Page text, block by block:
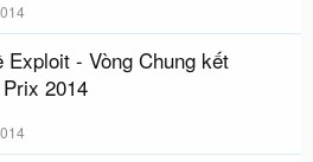
Exploit - Vòng Chung kết
2014